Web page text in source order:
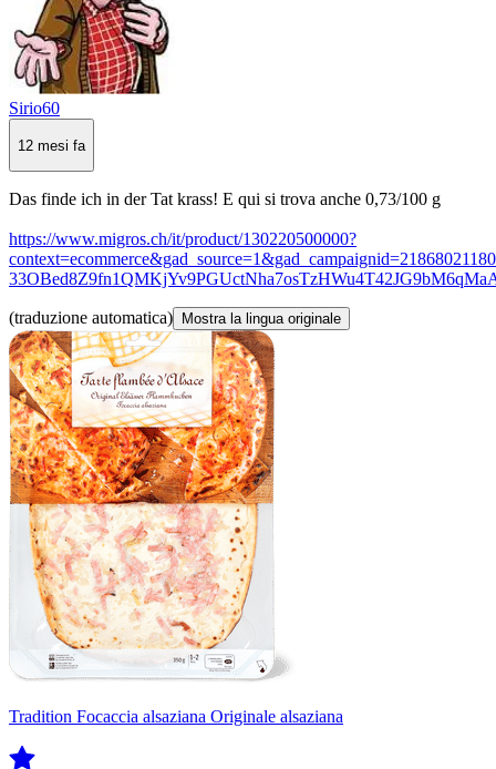
Sirio60
12 mesi fa
Das finde ich in der Tat krass! E qui si trova anche 0,73/100 g
https://www.migros.ch/it/product/130220500000?
(traduzione automatica) Mostra la lingua originale
Tradition Focaccia alsaziana Originale alsaziana